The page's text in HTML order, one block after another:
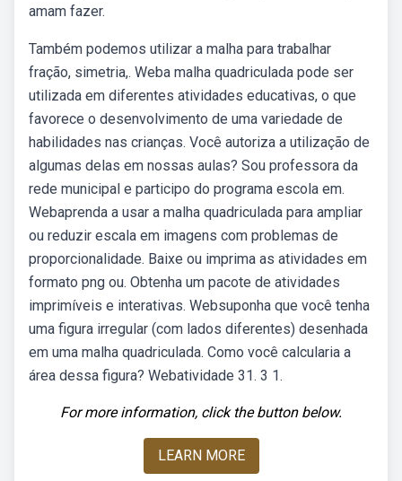
amam fazer.
Também podemos utilizar a malha para trabalhar
fração, simetria,. Weba malha quadriculada pode ser
utilizada em diferentes atividades educativas, o que
favorece o desenvolvimento de uma variedade de
habilidades nas crianças. Você autoriza a utilização de
algumas delas em nossas aulas? Sou professora da
rede municipal e participo do programa escola em.
Webaprenda a usar a malha quadriculada para ampliar
ou reduzir escala em imagens com problemas de
proporcionalidade. Baixe ou imprima as atividades em
formato png ou. Obtenha um pacote de atividades
imprimíveis e interativas. Websuponha que você tenha
uma figura irregular (com lados diferentes) desenhada
em uma malha quadriculada. Como você calcularia a
área dessa figura? Webatividade 31. 3 1.
For more information, click the button below.
LEARN MORE